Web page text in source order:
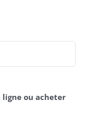
ou acheter